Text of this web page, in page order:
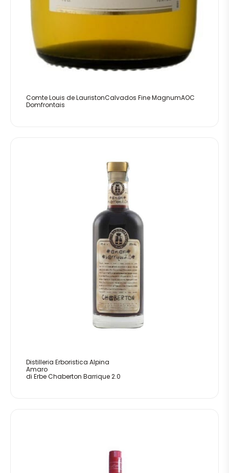
Comte Louis de LauristonCalvados Fine MagnumAOC
Domfrontais
Distilleria Erboristica Alpina
Amaro
di Erbe Chaberton Barrique 2.0